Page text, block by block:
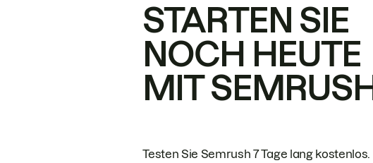
STARTEN SIE
NOCH HEUTE
MIT
Testen Sie Semrush 7 Tage lang kostenlos.